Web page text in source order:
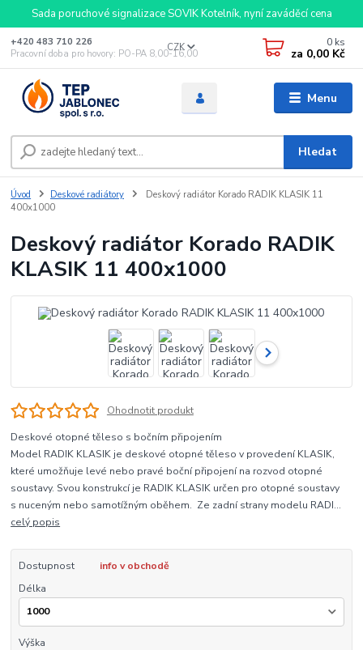
Sada poruchové signalizace SOVIK Kotelník, nyní zaváděcí cena
Menu
CZK
Hledat
+420 483 710 226
Pracovní doba pro hovory: PO-PA 8,00-16,00
0 ks
za 0,00 Kč
Úvod Deskové radiátory
Deskový radiátor Korado RADIK KLASIK 11
400x1000
Deskový radiátor Korado RADIK
KLASIK 11 400x1000
Ohodnotit produkt
Deskové otopné těleso s bočním připojením
Model RADIK KLASIK je deskové otopné těleso v provedení KLASIK,
které umožňuje levé nebo pravé boční připojení na rozvod otopné
soustavy. Svou konstrukcí je RADIK KLASIK určen pro otopné soustavy
s nuceným nebo samotížným oběhem. Ze zadní strany modelu RADI...
celý popis
Dostupnost
info v obchodě
Délka
Výška